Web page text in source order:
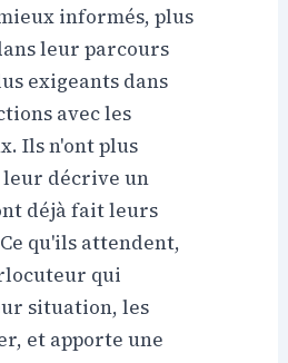
informés, plus
leur parcours
exigeants dans
avec les
Ils n'ont plus
leur décrive un
déjà fait leurs
qu'ils attendent,
qui
situation, les
et apporte une